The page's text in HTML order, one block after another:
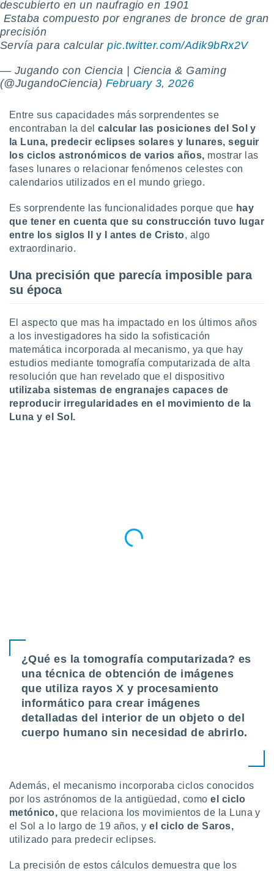
su
u
datos
en
de
un
o acceder
datos
perfiles
crear un
uso de
la
contenido
medir el
de la
publicidad
publicidad
descubierto en un naufragio en 1901
️ Estaba compuesto por engranes de bronce de gran
precisión
Servía para calcularpic.twitter.com/Adik9bRx2V
— Jugando con Ciencia | Ciencia & Gaming
(@JugandoCiencia) February 3, 2026
Entre sus capacidades más sorprendentes se
encontraban la delcalcular las posiciones del Sol y
la Luna, predecir eclipses solares y lunares, seguir
los ciclos astronómicos de varios años, mostrar las
fases lunares o relacionar fenómenos celestes con
calendarios utilizados en el mundo griego.
Es sorprendente las funcionalidades porque que hay
que tener en cuenta que su construcción tuvo lugar
entre los siglos II y I antes de Cristo, algo
extraordinario.
Una precisión que parecía imposible para
su época
El aspecto que mas ha impactado en los últimos años
a los investigadores ha sido la sofisticación
matemática incorporada al mecanismo, ya que hay
estudios mediante tomografía computarizada de alta
resolución que han revelado que el dispositivo
utilizaba sistemas de engranajes capaces de
reproducir irregularidades en el movimiento de la
Luna y el Sol.
¿Qué es la tomografía computarizada? es
una técnica de obtención de imágenes
que utiliza rayos X y procesamiento
informático para crear imágenes
detalladas del interior de un objeto o del
cuerpo humano sin necesidad de abrirlo.
Además, el mecanismo incorporaba ciclos conocidos
por los astrónomos de la antigüedad, como el ciclo
metónico, que relaciona los movimientos de la Luna y
el Sol a lo largo de 19 años, yel ciclo de Saros,
utilizado para predecir eclipses.
La precisión de estos cálculos demuestra que los